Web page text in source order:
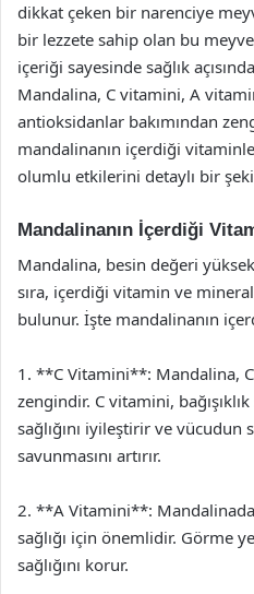
dikkat çeken bir narenciye
bir lezzete sahip olan bu
içeriği sayesinde sağlık
Mandalina, C vitamini, A
antioksidanlar bakımından
mandalinanın içerdiği
olumlu etkilerini detaylı bir
Mandalinanın İçerdiği
Mandalina, besin değeri
sıra, içerdiği vitamin ve
bulunur. İşte mandalinanın
1. **C Vitamini**: Mandalina,
zengindir. C vitamini,
sağlığını iyileştirir ve vücudun
savunmasını artırır.
2. **A Vitamini**:
sağlığı için önemlidir. Görme
sağlığını korur.